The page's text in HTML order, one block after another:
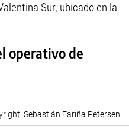
Sur, ubicado en la
operativo de
Sebastián Fariña Petersen